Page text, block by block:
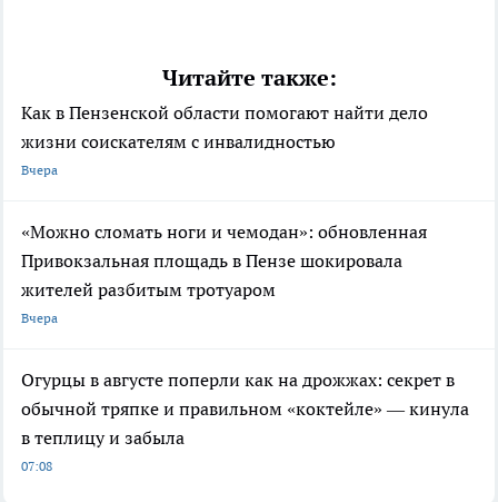
Читайте также:
Как в Пензенской области помогают найти дело
жизни соискателям с инвалидностью
Вчера
«Можно сломать ноги и чемодан»: обновленная
Привокзальная площадь в Пензе шокировала
жителей разбитым тротуаром
Вчера
Огурцы в августе поперли как на дрожжах: секрет в
обычной тряпке и правильном «коктейле» — кинула
в теплицу и забыла
07:08